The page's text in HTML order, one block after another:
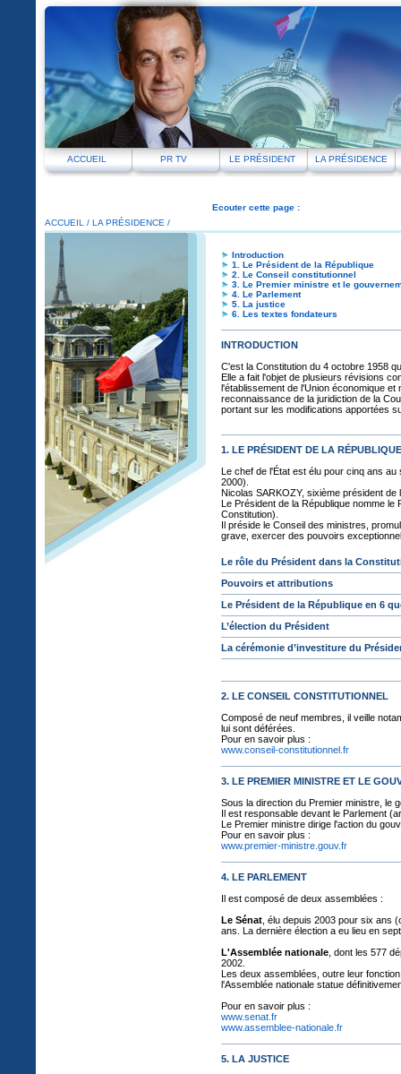
ACCUEIL PR TV LE PRÉSIDENT LA PRÉSIDENCE
ACCUEIL / LA PRÉSIDENCE /
Ecouter cette page :
Introduction
1. Le Président de la République
2. Le Conseil constitutionnel
3. Le Premier ministre et le
4. Le Parlement
5. La justice
6. Les textes fondateurs
INTRODUCTION
C'est la Constitution du 4 octobre 1958
Elle a fait l'objet de plusieurs révisions
l'établissement de l'Union économique
reconnaissance de la juridiction de la
portant sur les modifications apportées
1. LE PRÉSIDENT DE LA RÉPUBLIQUE
Le chef de l'État est élu pour cinq ans
2000).
Nicolas SARKOZY, sixième président de
Le Président de la République nomme
Constitution).
Il préside le Conseil des ministres,
grave, exercer des pouvoirs
Le rôle du Président dans la
Pouvoirs et attributions
Le Président de la République en 6
L’élection du Président
La cérémonie d’investiture du
2. LE CONSEIL CONSTITUTIONNEL
Composé de neuf membres, il veille
lui sont déférées.
Pour en savoir plus :
www.conseil-constitutionnel.fr
3. LE PREMIER MINISTRE ET LE
Sous la direction du Premier ministre, le
Il est responsable devant le Parlement
Le Premier ministre dirige l'action du
Pour en savoir plus :
www.premier-ministre.gouv.fr
4. LE PARLEMENT
Il est composé de deux assemblées :
Le Sénat , élu depuis 2003 pour six ans
ans. La dernière élection a eu lieu en
L'Assemblée nationale , dont les 577
2002.
Les deux assemblées, outre leur
l'Assemblée nationale statue
Pour en savoir plus :
www.senat.fr
www.assemblee-nationale.fr
5. LA JUSTICE